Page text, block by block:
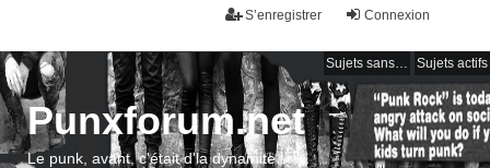
Connexion
S’enregistrer
Sujets sans réponse Sujets actifs
Punxforum.net
Le punk, avant, c'était d'la dynamite !